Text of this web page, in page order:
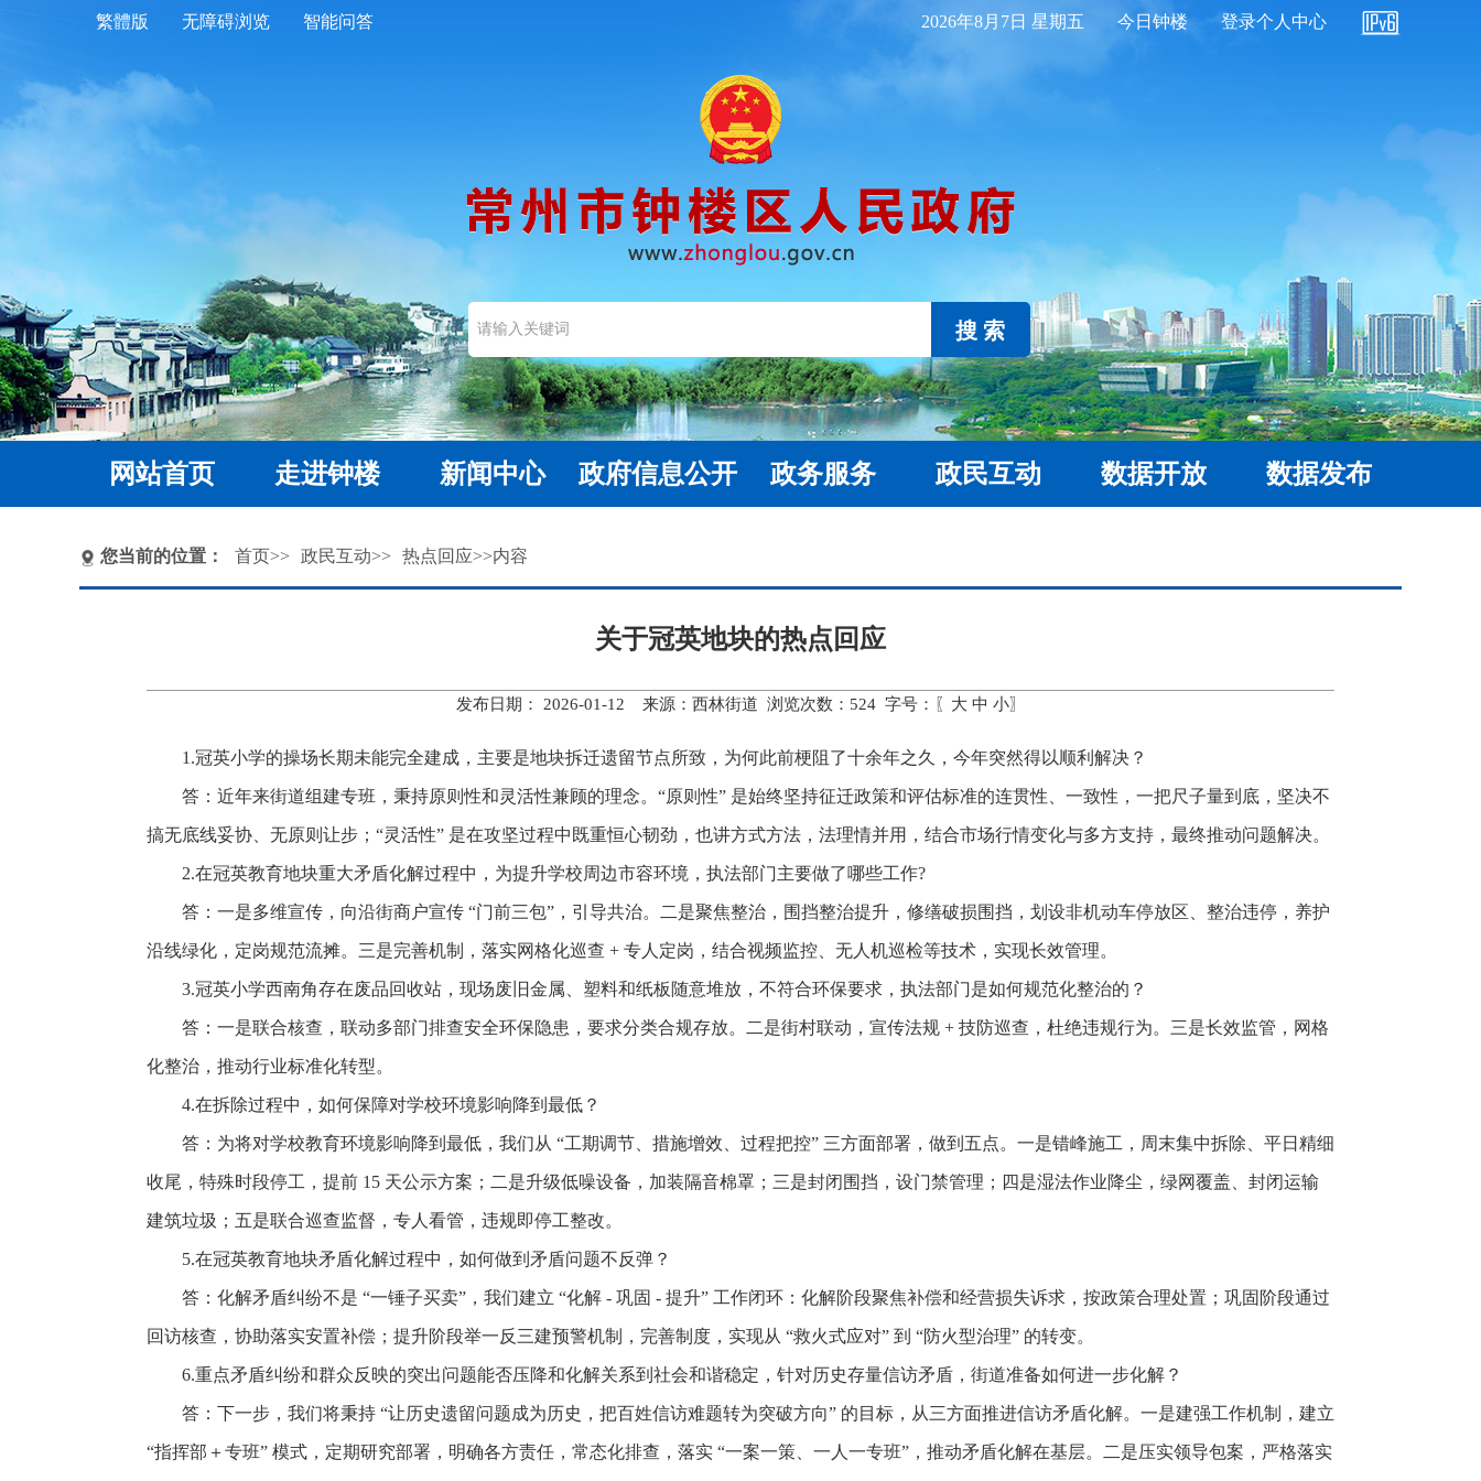
繁體版 无障碍浏览 智能问答 2026年8月7日 星期五 今日钟楼 登录个人中心
搜 索
网站首页 走进钟楼 新闻中心 政府信息公开 政务服务 政民互动 数据开放 数据发布
您当前的位置： 首页>> 政民互动>> 热点回应>>内容
关于冠英地块的热点回应
发布日期： 2026-01-12 来源：西林街道 浏览次数： 524字号：〖 大 中 小〗
1.冠英小学的操场长期未能完全建成，主要是地块拆迁遗留节点所致，为何此前梗阻了十余年之久，今年突然得以顺利解决？
答：近年来街道组建专班，秉持原则性和灵活性兼顾的理念。“原则性” 是始终坚持征迁政策和评估标准的连贯性、一致性，一把尺子量到底，坚决不
搞无底线妥协、无原则让步；“灵活性” 是在攻坚过程中既重恒心韧劲，也讲方式方法，法理情并用，结合市场行情变化与多方支持，最终推动问题解决。
2.在冠英教育地块重大矛盾化解过程中，为提升学校周边市容环境，执法部门主要做了哪些工作?
答：一是多维宣传，向沿街商户宣传 “门前三包”，引导共治。二是聚焦整治，围挡整治提升，修缮破损围挡，划设非机动车停放区、整治违停，养护
沿线绿化，定岗规范流摊。三是完善机制，落实网格化巡查 + 专人定岗，结合视频监控、无人机巡检等技术，实现长效管理。
3.冠英小学西南角存在废品回收站，现场废旧金属、塑料和纸板随意堆放，不符合环保要求，执法部门是如何规范化整治的？
答：一是联合核查，联动多部门排查安全环保隐患，要求分类合规存放。二是街村联动，宣传法规 + 技防巡查，杜绝违规行为。三是长效监管，网格
化整治，推动行业标准化转型。
4.在拆除过程中，如何保障对学校环境影响降到最低？
答：为将对学校教育环境影响降到最低，我们从 “工期调节、措施增效、过程把控” 三方面部署，做到五点。一是错峰施工，周末集中拆除、平日精细
收尾，特殊时段停工，提前 15 天公示方案；二是升级低噪设备，加装隔音棉罩；三是封闭围挡，设门禁管理；四是湿法作业降尘，绿网覆盖、封闭运输
建筑垃圾；五是联合巡查监督，专人看管，违规即停工整改。
5.在冠英教育地块矛盾化解过程中，如何做到矛盾问题不反弹？
答：化解矛盾纠纷不是 “一锤子买卖”，我们建立 “化解 - 巩固 - 提升” 工作闭环：化解阶段聚焦补偿和经营损失诉求，按政策合理处置；巩固阶段通过
回访核查，协助落实安置补偿；提升阶段举一反三建预警机制，完善制度，实现从 “救火式应对” 到 “防火型治理” 的转变。
6.重点矛盾纠纷和群众反映的突出问题能否压降和化解关系到社会和谐稳定，针对历史存量信访矛盾，街道准备如何进一步化解？
答：下一步，我们将秉持 “让历史遗留问题成为历史，把百姓信访难题转为突破方向” 的目标，从三方面推进信访矛盾化解。一是建强工作机制，建立
“指挥部＋专班” 模式，定期研究部署，明确各方责任，常态化排查，落实 “一案一策、一人一专班”，推动矛盾化解在基层。二是压实领导包案，严格落实